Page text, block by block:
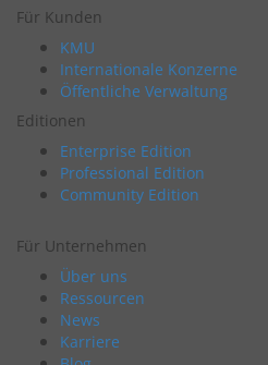
Für Kunden
KMU
Internationale Konzerne
Öffentliche Verwaltung
Editionen
Enterprise Edition
Professional Edition
Community Edition
Für Unternehmen
Über uns
Ressourcen
News
Karriere